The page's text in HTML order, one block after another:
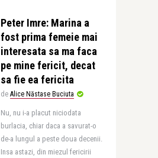
Peter Imre: Marina a
fost prima femeie mai
interesata sa ma faca
pe mine fericit, decat
sa fie ea fericita
de Alice Năstase Buciuta
Nu, nu i-a placut niciodata
burlacia, chiar daca a savurat-o
de-a lungul a peste doua decenii.
Insa astazi, din miezul fericirii